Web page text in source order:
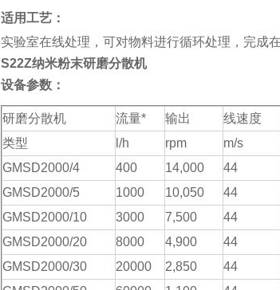
适用工艺：
实验室在线处理，可对物料进行循环处理，完成
S22Z纳米粉末研磨分散机
设备参数：
研磨分散机 流量* 输出 线速度
类型
l/h rpm m/s
GMSD2000/4 400 14,000 44
GMSD2000/5 1000 10,050 44
GMSD2000/10 3000 7,500 44
GMSD2000/20 8000 4,900 44
GMSD2000/30 20000 2,850 44